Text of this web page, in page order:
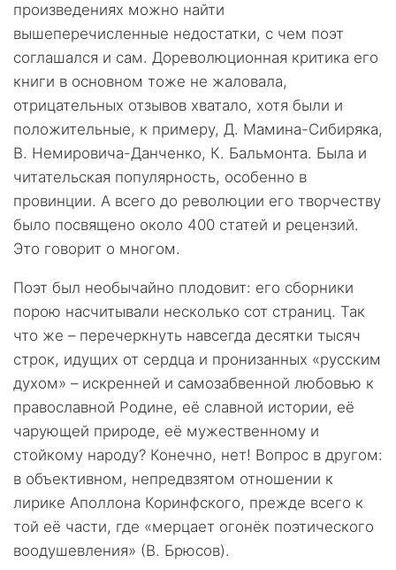
произведениях можно найти
вышеперечисленные недостатки, с чем поэт
соглашался и сам. Дореволюционная критика его
книги в основном тоже не жаловала,
отрицательных отзывов хватало, хотя были и
положительные, к примеру, Д. Мамина-Сибиряка,
В. Немировича-Данченко, К. Бальмонта. Была и
читательская популярность, особенно в
провинции. А всего до революции его творчеству
было посвящено около 400 статей и рецензий.
Это говорит о многом.
Поэт был необычайно плодовит: его сборники
порою насчитывали несколько сот страниц. Так
что же – перечеркнуть навсегда десятки тысяч
строк, идущих от сердца и пронизанных «русским
духом» – искренней и самозабвенной любовью к
православной Родине, её славной истории, её
чарующей природе, её мужественному и
стойкому народу? Конечно, нет! Вопрос в другом:
в объективном, непредвзятом отношении к
лирике Аполлона Коринфского, прежде всего к
той её части, где «мерцает огонёк поэтического
воодушевления» (В. Брюсов).